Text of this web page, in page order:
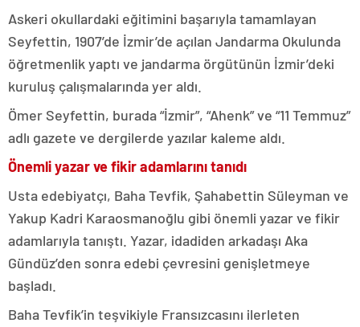
Askeri okullardaki eğitimini başarıyla tamamlayan
Seyfettin, 1907’de İzmir’de açılan Jandarma Okulunda
öğretmenlik yaptı ve jandarma örgütünün İzmir’deki
kuruluş çalışmalarında yer aldı.
Ömer Seyfettin, burada “İzmir”, “Ahenk” ve “11 Temmuz”
adlı gazete ve dergilerde yazılar kaleme aldı.
Önemli yazar ve fikir adamlarını tanıdı
Usta edebiyatçı, Baha Tevfik, Şahabettin Süleyman ve
Yakup Kadri Karaosmanoğlu gibi önemli yazar ve fikir
adamlarıyla tanıştı. Yazar, idadiden arkadaşı Aka
Gündüz’den sonra edebi çevresini genişletmeye
başladı.
Baha Tevfik’in teşvikiyle Fransızcasını ilerleten